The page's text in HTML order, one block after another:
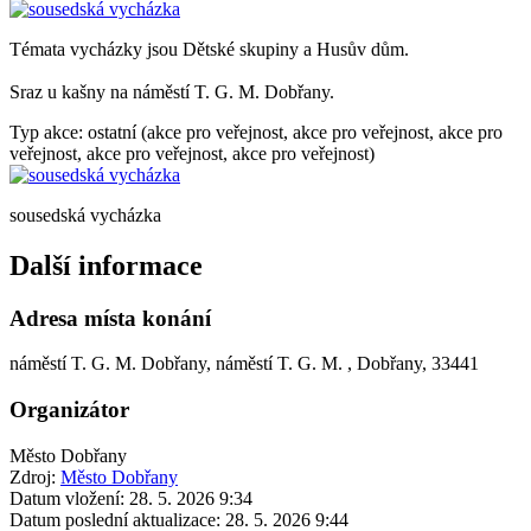
Témata vycházky jsou Dětské skupiny a Husův dům.
Sraz u kašny na náměstí T. G. M. Dobřany.
Typ akce: ostatní (akce pro veřejnost, akce pro veřejnost, akce pro
veřejnost, akce pro veřejnost, akce pro veřejnost)
sousedská vycházka
Další informace
Adresa místa konání
náměstí T. G. M. Dobřany, náměstí T. G. M. , Dobřany, 33441
Organizátor
Město Dobřany
Zdroj: Město Dobřany
Datum vložení: 28. 5. 2026 9:34
Datum poslední aktualizace: 28. 5. 2026 9:44